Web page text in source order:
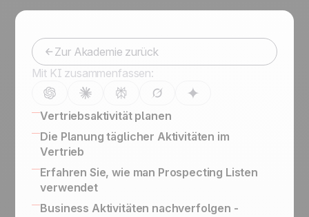
Zur Akademie zurück
Mit KI zusammenfassen:
Vertriebsaktivität planen
Vertriebsorganisation: Leads, potenzielle
Interessenten und Kunden
Lead Management Software: Der
vollständige Leitfaden
Die richtige Vertriebsstrategie entwickeln, um
Ihre Deals erfolgreich abzuschließen
Die Planung täglicher Aktivitäten im
Vertrieb
16 CRM Features
Kontakte auf LinkedIn, LinkedIn für
Unternehmen, Werbung
Erfahren Sie, wie man Prospecting Listen
verwendet
Leitfaden für die Erstellung eines
Business Aktivitäten nachverfolgen -